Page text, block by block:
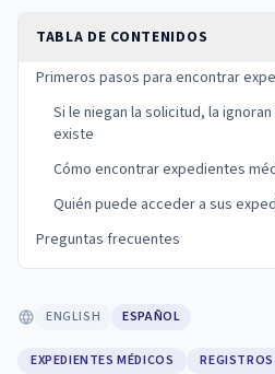
TABLA DE CONTENIDOS
Primeros pasos para encontrar
Si le niegan la solicitud, la
existe
Cómo encontrar expedientes
Quién puede acceder a sus
Preguntas frecuentes
ENGLISH ESPAÑOL
EXPEDIENTES MÉDICOS